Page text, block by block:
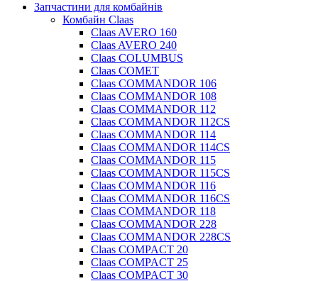
Запчастини для комбайнів
Комбайн Claas
Claas AVERO 160
Claas AVERO 240
Claas COLUMBUS
Claas COMET
Claas COMMANDOR 106
Claas COMMANDOR 108
Claas COMMANDOR 112
Claas COMMANDOR 112CS
Claas COMMANDOR 114
Claas COMMANDOR 114CS
Claas COMMANDOR 115
Claas COMMANDOR 115CS
Claas COMMANDOR 116
Claas COMMANDOR 116CS
Claas COMMANDOR 118
Claas COMMANDOR 228
Claas COMMANDOR 228CS
Claas COMPACT 20
Claas COMPACT 25
Claas COMPACT 30